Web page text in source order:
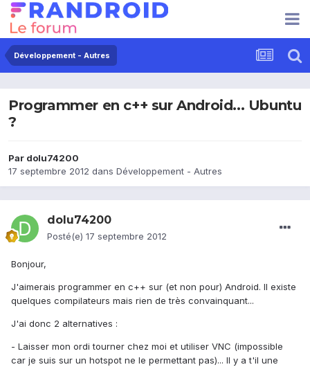
Développement - Autres
Programmer en c++ sur Android... Ubuntu
?
Par dolu74200
17 septembre 2012 dans Développement - Autres
dolu74200
Posté(e) 17 septembre 2012
Bonjour,
J'aimerais programmer en c++ sur (et non pour) Android. Il existe
quelques compilateurs mais rien de très convainquant...
J'ai donc 2 alternatives :
- Laisser mon ordi tourner chez moi et utiliser VNC (impossible
car je suis sur un hotspot ne le permettant pas)... Il y a t'il une